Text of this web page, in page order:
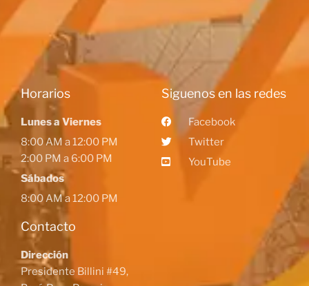
Horarios
Lunes a Viernes
8:00 AM a 12:00 PM
2:00 PM a 6:00 PM
Sábados
8:00 AM a 12:00 PM
Contacto
Dirección
Presidente Billini #49,
Siguenos en las redes
Facebook
Twitter
YouTube